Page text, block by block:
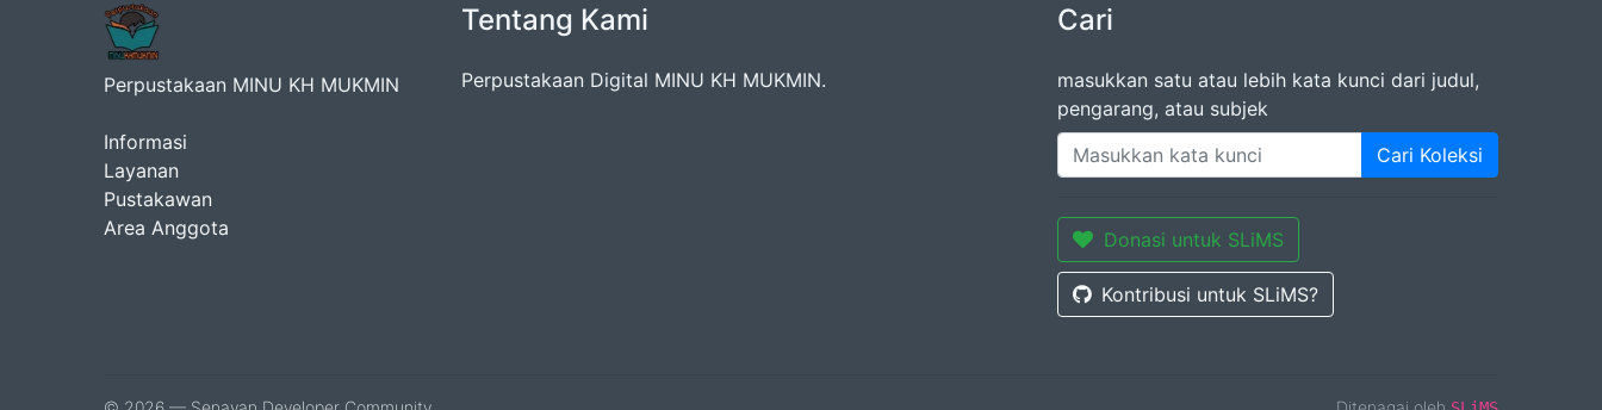
Perpustakaan MINU KH MUKMIN
Informasi
Layanan
Pustakawan
Area Anggota
Tentang Kami
Perpustakaan Digital MINU KH MUKMIN.
Cari
masukkan satu atau lebih kata kunci dari judul,
pengarang, atau subjek
Cari Koleksi
Donasi untuk SLiMS
Kontribusi untuk SLiMS?